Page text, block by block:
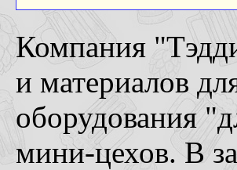
Компания
и материалов
оборудования
мини-цехов. В